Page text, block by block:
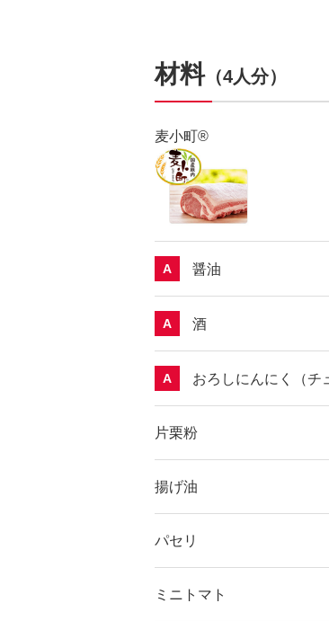
材料（4人分）
麦小町®
A 醤油
A 酒
A おろしにんにく（チ
片栗粉
揚げ油
パセリ
ミニトマト